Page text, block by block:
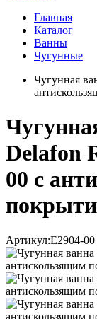
Главная
Каталог
Ванны
Чугунные
Чугунная
Delafon
00 с
Артикул:E2904-00